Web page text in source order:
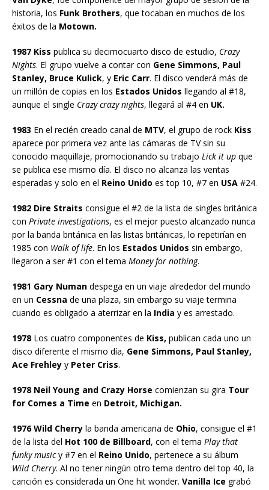
historia, los Funk Brothers, que tocaban en muchos de los
éxitos de la Motown.
1987 Kiss publica su decimocuarto disco de estudio, Crazy
Nights. El grupo vuelve a contar con Gene Simmons, Paul
Stanley, Bruce Kulick, y Eric Carr. El disco venderá más de
un millón de copias en los Estados Unidos llegando al #18,
aunque el single Crazy crazy nights, llegará al #4 en UK.
1983 En el recién creado canal de MTV, el grupo de rock Kiss
aparece por primera vez ante las cámaras de TV sin su
conocido maquillaje, promocionando su trabajo Lick it up que
se publica ese mismo día. El disco no alcanza las ventas
esperadas y solo en el Reino Unido es top 10, #7 en USA #24.
1982 Dire Straits consigue el #2 de la lista de singles británica
con Private investigations, es el mejor puesto alcanzado nunca
por la banda británica en las listas británicas, lo repetirían en
1985 con Walk of life. En los Estados Unidos sin embargo,
llegaron a ser #1 con el tema Money for nothing.
1981 Gary Numan despega en un viaje alrededor del mundo
en un Cessna de una plaza, sin embargo su viaje termina
cuando es obligado a aterrizar en la India y es arrestado.
1978 Los cuatro componentes de Kiss, publican cada uno un
disco diferente el mismo día, Gene Simmons, Paul Stanley,
Ace Frehley y Peter Criss.
1978 Neil Young and Crazy Horse comienzan su gira Tour
for Comes a Time en Detroit, Michigan.
1976 Wild Cherry la banda americana de Ohio, consigue el #1
de la lista del Hot 100 de Billboard, con el tema Play that
funky musicy #7 en el Reino Unido, pertenece a su álbum
Wild Cherry. Al no tener ningún otro tema dentro del top 40, la
canción es considerada un One hit wonder. Vanilla Ice grabó